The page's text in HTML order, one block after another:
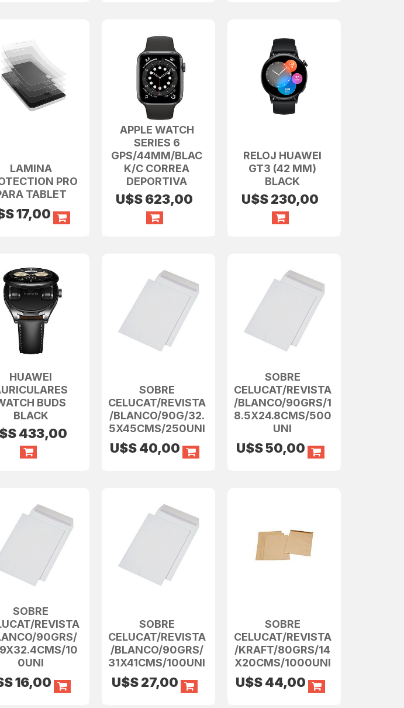
LAMINA
PRO
TABLET
17,00
APPLE WATCH
SERIES 6
GPS/44MM/BLAC
K/C CORREA
DEPORTIVA
U$S623,00
RELOJ HUAWEI
GT3 (42 MM)
BLACK
U$S230,00
HUAWEI
BUDS
BLACK
433,00
SOBRE
CELUCAT/REVISTA
/BLANCO/90G/32.
5X45CMS/250UNI
U$S40,00
SOBRE
CELUCAT/REVISTA
/BLANCO/90GRS/1
8.5X24.8CMS/500
UNI
U$S50,00
SOBRE
REVISTA
90GRS/
10
0UNI
16,00
SOBRE
CELUCAT/REVISTA
/BLANCO/90GRS/
31X41CMS/100UNI
U$S27,00
SOBRE
CELUCAT/REVISTA
/KRAFT/80GRS/14
X20CMS/1000UNI
U$S44,00